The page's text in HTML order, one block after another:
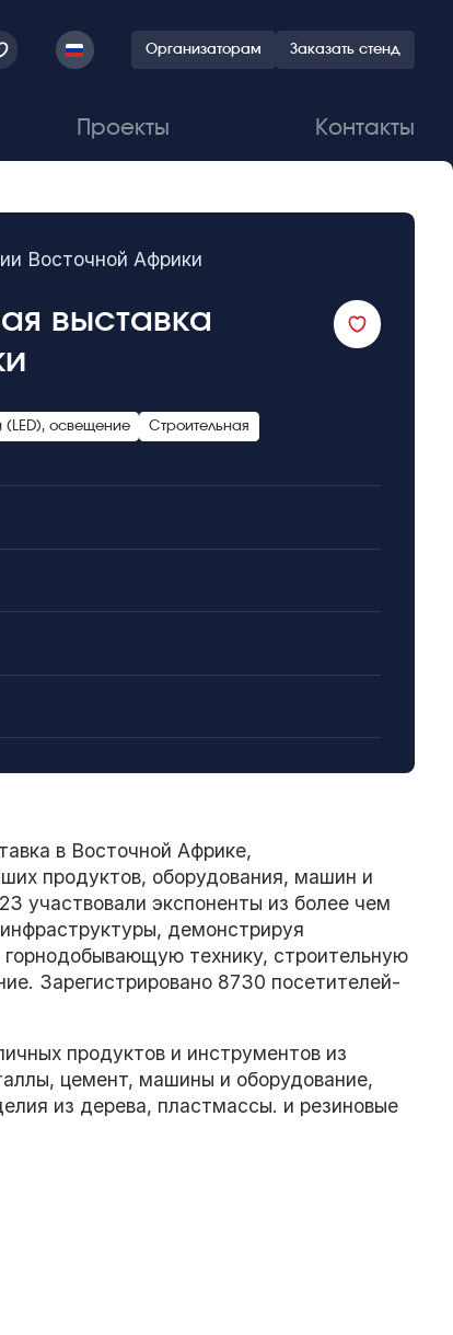
Организаторам Заказать стенд
Проекты Контакты
Восточной Африки
выставка
освещение Строительная
в Восточной Африке,
продуктов, оборудования, машин и
участвовали экспоненты из более чем
демонстрируя
технику, строительную
Зарегистрировано 8730 посетителей-
продуктов и инструментов из
цемент, машины и оборудование,
из дерева, пластмассы. и резиновые